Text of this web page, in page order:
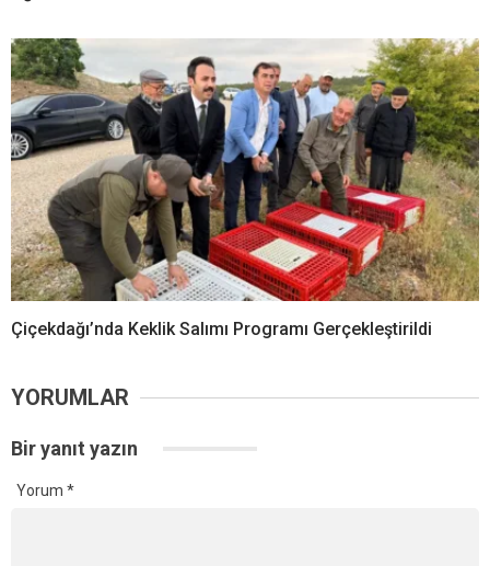
Çiçekdağı’nda Keklik Salımı Programı Gerçekleştirildi
YORUMLAR
Bir yanıt yazın
Yorum *